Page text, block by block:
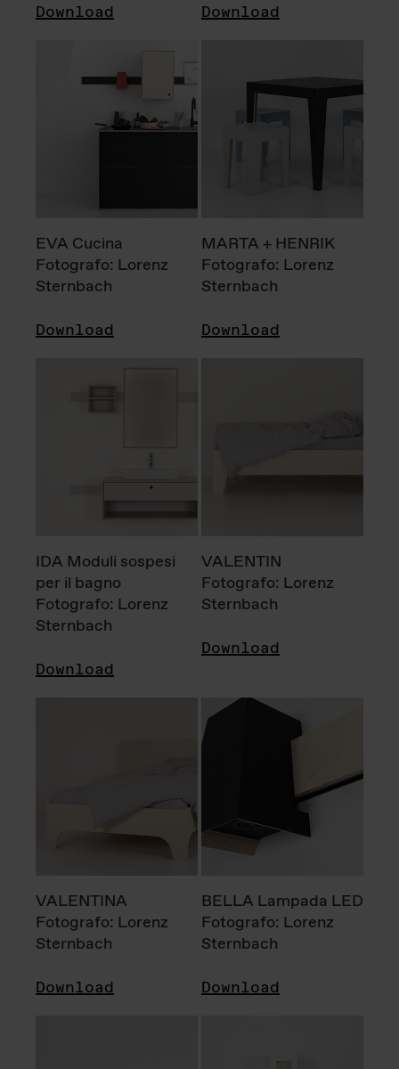
Download Download
EVA Cucina
Fotografo: Lorenz
Sternbach
Download
MARTA + HENRIK
Fotografo: Lorenz
Sternbach
Download
IDA Moduli sospesi
per il bagno
Fotografo: Lorenz
Sternbach
Download
VALENTIN
Fotografo: Lorenz
Sternbach
Download
VALENTINA
Fotografo: Lorenz
Sternbach
Download
BELLA Lampada LED
Fotografo: Lorenz
Sternbach
Download